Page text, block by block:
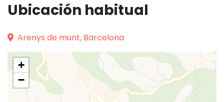
Ubicación habitual
Arenys de munt, Barcelona
+
−